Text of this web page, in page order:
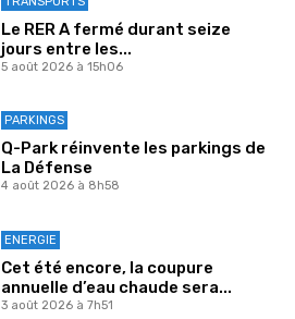
Le RER A fermé durant seize
jours entre les...
5 août 2026 à 15h06
PARKINGS
Q-Park réinvente les parkings de
La Défense
4 août 2026 à 8h58
ENERGIE
Cet été encore, la coupure
annuelle d’eau chaude sera...
3 août 2026 à 7h51